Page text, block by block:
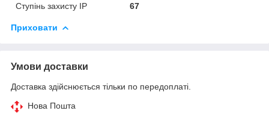
Ступінь захисту IP
67
Приховати
Умови доставки
Доставка здійснюється тільки по передоплаті.
Нова Пошта